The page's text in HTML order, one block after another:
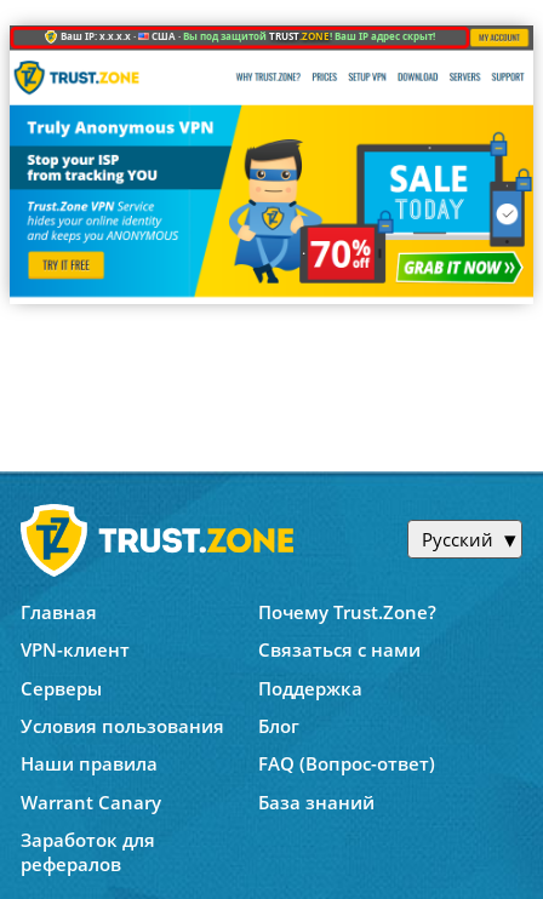
Ваш IP: x.x.x.x · США ·Вы под защитойTRUST.ZONE! Ваш IP адрес скрыт!
Русский
Главная
Почему Trust.Zone?
VPN-клиент
Связаться с нами
Серверы
Поддержка
Условия пользования
Блог
Наши правила
FAQ (Вопрос-ответ)
Warrant Canary
База знаний
Заработок для
рефералов